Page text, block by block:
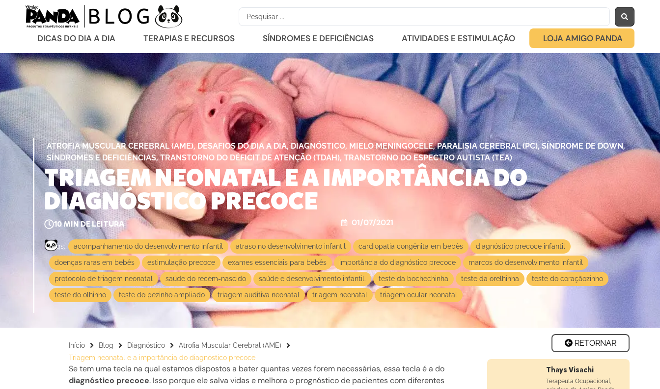
DICAS DO DIA A DIA TERAPIAS E RECURSOS SÍNDROMES E DEFICIÊNCIAS ATIVIDADES E ESTIMULAÇÃO LOJA AMIGO PANDA
ATROFIA MUSCULAR CEREBRAL (AME), DESAFIOS DO DIA A DIA,DIAGNÓSTICO, MIELO MENINGOCELE,PARALISIA CEREBRAL (PC),SÍNDROME DE DOWN,
SÍNDROMES E DEFICIÊNCIAS,TRANSTORNO DO DÉFICIT DE ATENÇÃO (TDAH), TRANSTORNO DO ESPECTRO AUTISTA (TEA)
TRIAGEM NEONATAL E A IMPORTÂNCIA DO
DIAGNÓSTICO PRECOCE
10MIN DE LEITURA 01/07/2021
Tags: acompanhamento do desenvolvimento infantil atraso no desenvolvimento infantil cardiopatia congênita em bebês diagnóstico precoce infantil
doenças raras em bebês estimulação precoce exames essenciais para bebês importância do diagnóstico precoce marcos do desenvolvimento infantil
protocolo de triagem neonatal saúde do recém-nascido saúde e desenvolvimento infantil. teste da bochechinha teste da orelhinha teste do coraçãozinho
teste do olhinho teste do pezinho ampliado triagem auditiva neonatal triagem neonatal triagem ocular neonatal
Início Blog Diagnóstico
Atrofia Muscular Cerebral (AME)
Triagem neonatal e a importância do diagnóstico precoce
Se tem uma tecla na qual estamos dispostos a bater quantas vezes forem necessárias, essa tecla é a do
diagnóstico precoce. Isso porque ele salva vidas e melhora o prognóstico de pacientes com diferentes
RETORNAR
Thays Visachi
Terapeuta Ocupacional,